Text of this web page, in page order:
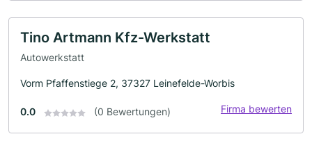
Tino Artmann Kfz-Werkstatt
Autowerkstatt
Vorm Pfaffenstiege 2, 37327 Leinefelde-Worbis
0.0 (0 Bewertungen) Firma bewerten